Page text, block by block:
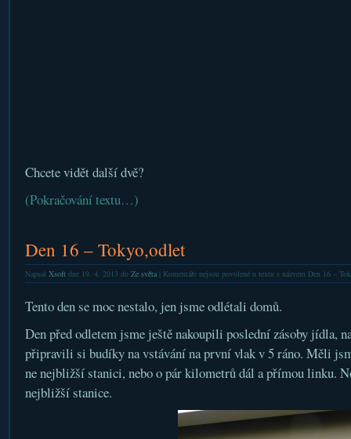
Chcete vidět další dvě?
(Pokračování textu…)
Den 16 – Tokyo,odlet
Napsal Xsoftdne 19. 4. 2013 do Ze světa| Komentáře nejsou povolenéu textu s názvem Den 16 –
Tento den se moc nestalo, jen jsme odlétali domů.
Den před odletem jsme ještě nakoupili poslední zásoby jídla,
připravili si budíky na vstávání na první vlak v 5 ráno. Měli
ne nejbližší stanici, nebo o pár kilometrů dál a přímou linku.
nejbližší stanice.